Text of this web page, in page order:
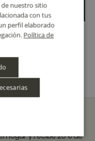
hogar y recibe 20 € de
de nuestro sitio
con tus
perfil elaborado
Política de